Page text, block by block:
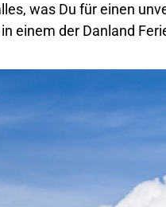
was Du für einen
einem der Danland